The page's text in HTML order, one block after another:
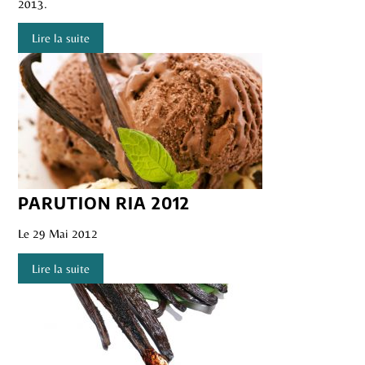
2013.
Lire la suite
PARUTION RIA 2012
Le 29 Mai 2012
Lire la suite